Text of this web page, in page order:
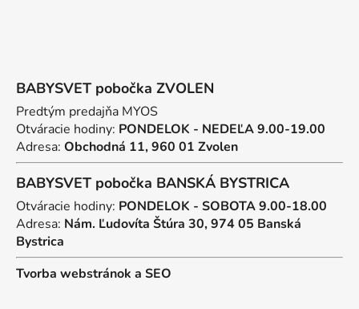
BABYSVET pobočka ZVOLEN
Predtým predajňa MYOS
Otváracie hodiny: PONDELOK - NEDEĽA 9.00-19.00
Adresa: Obchodná 11, 960 01 Zvolen
BABYSVET pobočka BANSKÁ BYSTRICA
Otváracie hodiny: PONDELOK - SOBOTA 9.00-18.00
Adresa: Nám. Ľudovíta Štúra 30, 974 05 Banská
Bystrica
Tvorba webstránok a SEO